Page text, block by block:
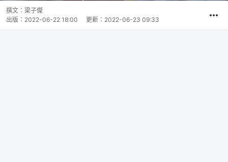
撰文： 梁子傑
出版： 2022-06-22 18:00 更新： 2022-06-23 09:33